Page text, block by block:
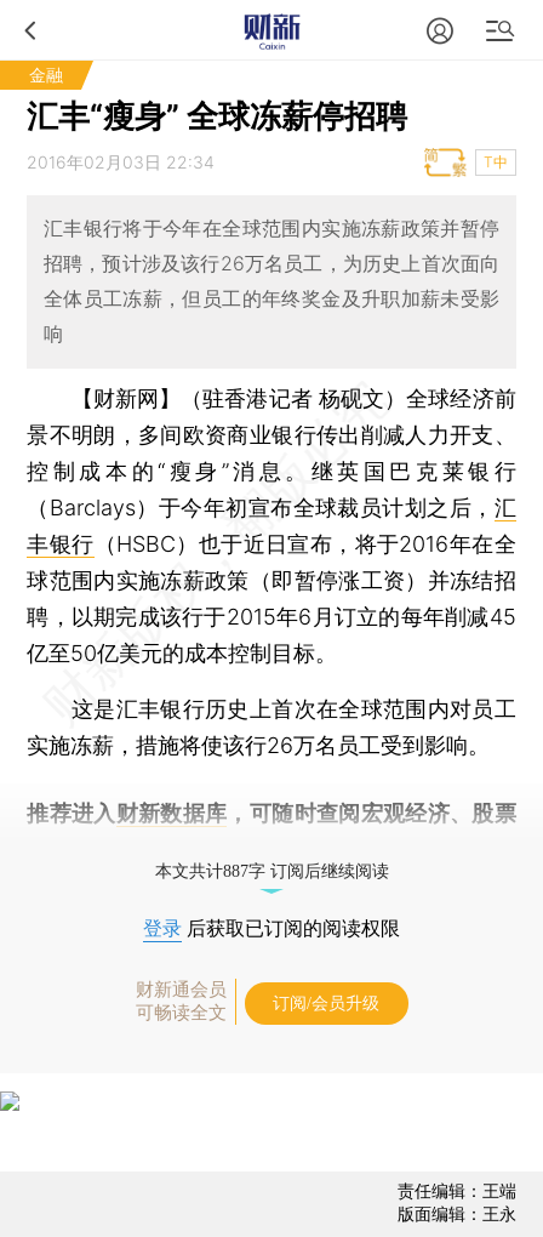
金融
汇丰“瘦身” 全球冻薪停招聘
2016年02月03日 22:34 T中
汇丰银行将于今年在全球范围内实施冻薪政策并暂停
招聘，预计涉及该行26万名员工，为历史上首次面向
全体员工冻薪，但员工的年终奖金及升职加薪未受影
响
【财新网】（驻香港记者 杨砚文）全球经济前
景不明朗，多间欧资商业银行传出削减人力开支、
控制成本的“瘦身”消息。继英国巴克莱银行
（Barclays）于今年初宣布全球裁员计划之后， 汇
丰银行 （HSBC）也于近日宣布，将于2016年在全
球范围内实施冻薪政策（即暂停涨工资）并冻结招
聘，以期完成该行于2015年6月订立的每年削减45
亿至50亿美元的成本控制目标。
这是汇丰银行历史上首次在全球范围内对员工
实施冻薪，措施将使该行26万名员工受到影响。
推荐进入 财新数据库 ，可随时查阅宏观经济、股票
本文共计887字 订阅后继续阅读
登录 后获取已订阅的阅读权限
财新通会员
可畅读全文
订阅/会员升级
责任编辑：王端
版面编辑：王永